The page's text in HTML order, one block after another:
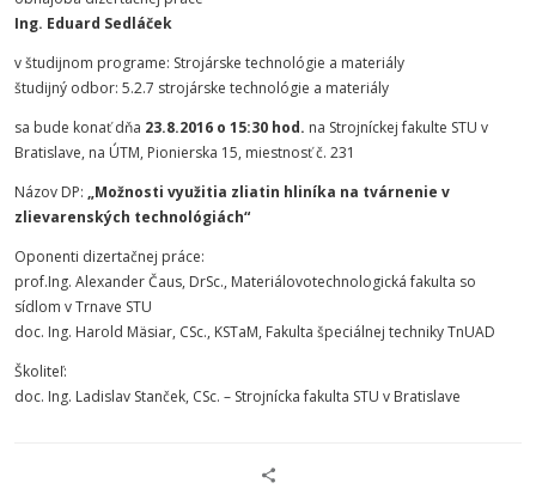
Ing. Eduard Sedláček
v študijnom programe: Strojárske technológie a materiály
študijný odbor: 5.2.7 strojárske technológie a materiály
sa bude konať dňa 23.8.2016 o 15:30 hod. na Strojníckej fakulte STU v
Bratislave, na ÚTM, Pionierska 15, miestnosť č. 231
Názov DP: „Možnosti využitia zliatin hliníka na tvárnenie v
zlievarenských technológiách“
Oponenti dizertačnej práce:
prof.Ing. Alexander Čaus, DrSc., Materiálovotechnologická fakulta so
sídlom v Trnave STU
doc. Ing. Harold Mäsiar, CSc., KSTaM, Fakulta špeciálnej techniky TnUAD
Školiteľ:
doc. Ing. Ladislav Stanček, CSc. – Strojnícka fakulta STU v Bratislave